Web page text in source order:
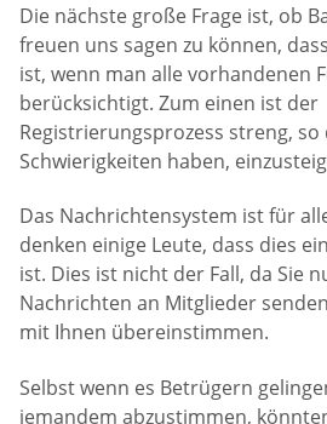
Die nächste große Frage ist, ob
freuen uns sagen zu können,
ist, wenn man alle vorhandenen
berücksichtigt. Zum einen ist der
Registrierungsprozess streng,
Schwierigkeiten haben,
Das Nachrichtensystem ist für
denken einige Leute, dass dies
ist. Dies ist nicht der Fall, da Sie
Nachrichten an Mitglieder
mit Ihnen übereinstimmen.
Selbst wenn es Betrügern
jemandem abzustimmen,